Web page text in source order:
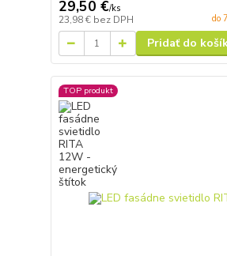
29,50 €/ks
23,98 € bez DPH do
Pridať do
TOP produkt